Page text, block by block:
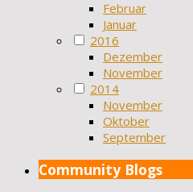
Februar
Januar
2016
Dezember
November
2014
November
Oktober
September
Community Blogs